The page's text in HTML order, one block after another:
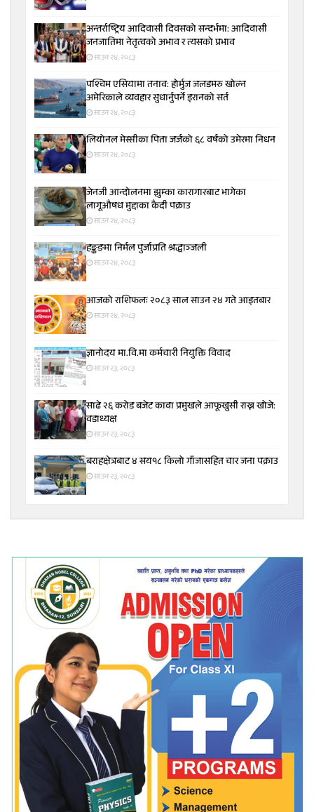
अन्तर्राष्ट्रिय आदिवासी दिवसको सन्दर्भमा: आदिवासी
जनजातिमा नेतृत्वको अभाव र त्यसको प्रभाव
साउन २४, २०८३
पश्चिम एसियामा तनाव: होर्मुज जलडमरु खोल्न
अमेरिकाले व्यवहार सुधार्नुपर्ने इरानको सर्त
साउन २४, २०८३
लियोनल मेस्सीका पिता जर्जको ६८ वर्षको उमेरमा निधन
साउन २४, २०८३
जेनजी आन्दोलनमा झुम्का कारागारबाट भागेका
लागूऔषध मुद्दाका कैदी पक्राउ
साउन २४, २०८३
हङ्कङमा निर्मल पुर्जाप्रति श्रद्धाञ्जली
साउन २४, २०८३
आजको राशिफलः २०८३ साल साउन २४ गते आइतबार
साउन २४, २०८३
ज्ञानोदय मा.वि.मा कर्मचारी नियुक्ति विवाद
साउन २३, २०८३
साढे २६ करोड बजेट कावा प्रमुखले आफूखुसी राख्न खोजे:
वडाध्यक्ष
साउन २३, २०८३
बराहक्षेत्रबाट ४ सय१८ किलो गाँजासहित चार जना पक्राउ
साउन २३, २०८३